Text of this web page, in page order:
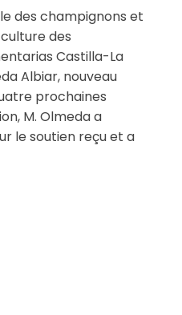
des champignons et
des
Castilla-La
Albiar, nouveau
prochaines
M. Olmeda a
le soutien reçu et a